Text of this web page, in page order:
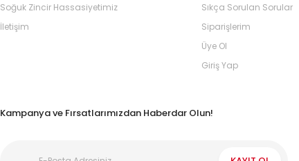
Soğuk Zincir Hassasiyetimiz
İletişim
Sıkça Sorulan Sorular
Siparişlerim
Üye Ol
Giriş Yap
Kampanya ve Fırsatlarımızdan Haberdar Olun!